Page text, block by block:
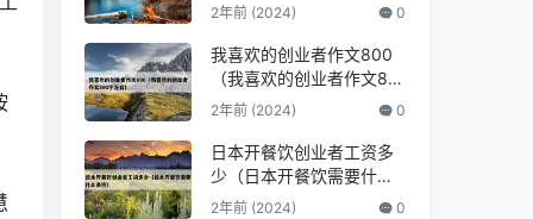
2年前 (2024) 0
我喜欢的创业者作文800
（我喜欢的创业者作文80
0字左右）
2年前 (2024) 0
日本开餐饮创业者工资多
少（日本开餐饮需要什么
条件）
2年前 (2024) 0